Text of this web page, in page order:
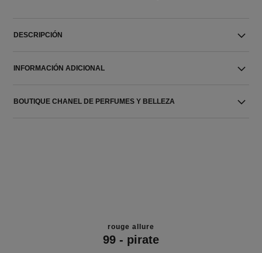
DESCRIPCIÓN
INFORMACIÓN ADICIONAL
BOUTIQUE CHANEL DE PERFUMES Y BELLEZA
rouge allure
99 - pirate